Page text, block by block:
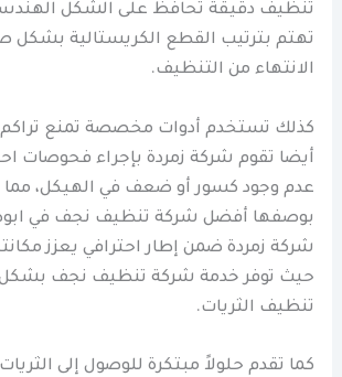
تنظيف دقيقة تحافظ على الشكل
تهتم بترتيب القطع الكريستالية بشكل
الانتهاء من التنظيف.
كذلك تستخدم أدوات مخصصة تمنع تراكم
أيضا تقوم شركة زمردة بإجراء فحوصات
عدم وجود كسور أو ضعف في الهيكل، مما
بوصفها أفضل شركة تنظيف نجف في
شركة زمردة ضمن إطار احترافي يعزز
حيث توفر خدمة شركة تنظيف نجف بشكل
تنظيف الثريات.
كما تقدم حلولاً مبتكرة للوصول إلى